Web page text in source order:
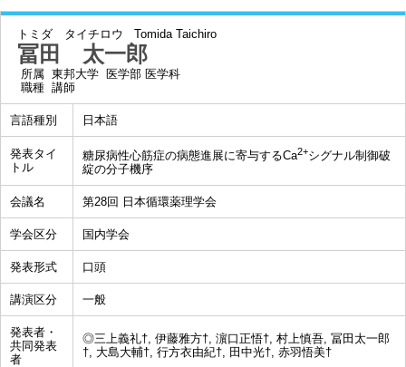
トミダ タイチロウ Tomida Taichiro
冨田 太一郎
所属 東邦大学 医学部 医学科
職種 講師
言語種別 日本語
発表タイ
トル
糖尿病性心筋症の病態進展に寄与するCa2+シグナル制御破
綻の分子機序
会議名 第28回 日本循環薬理学会
学会区分 国内学会
発表形式 口頭
講演区分 一般
発表者・
共同発表
者
◎三上義礼†, 伊藤雅方†, 濵口正悟†, 村上慎吾, 冨田太一郎
†, 大島大輔†, 行方衣由紀†, 田中光†, 赤羽悟美†